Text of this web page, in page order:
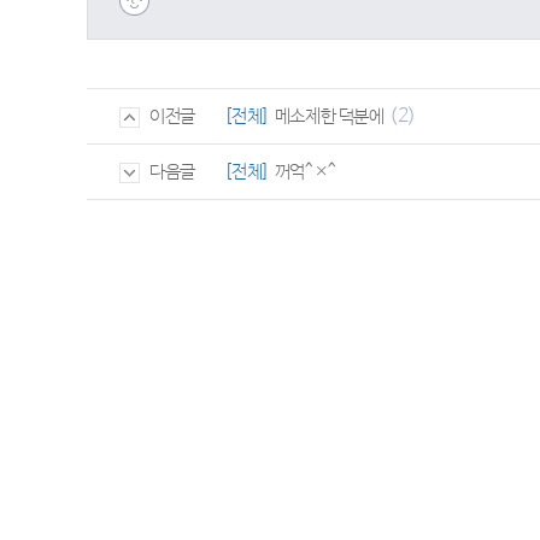
이전글 [전체] 메소제한 덕분에 (2)
다음글 [전체] 꺼억^×^